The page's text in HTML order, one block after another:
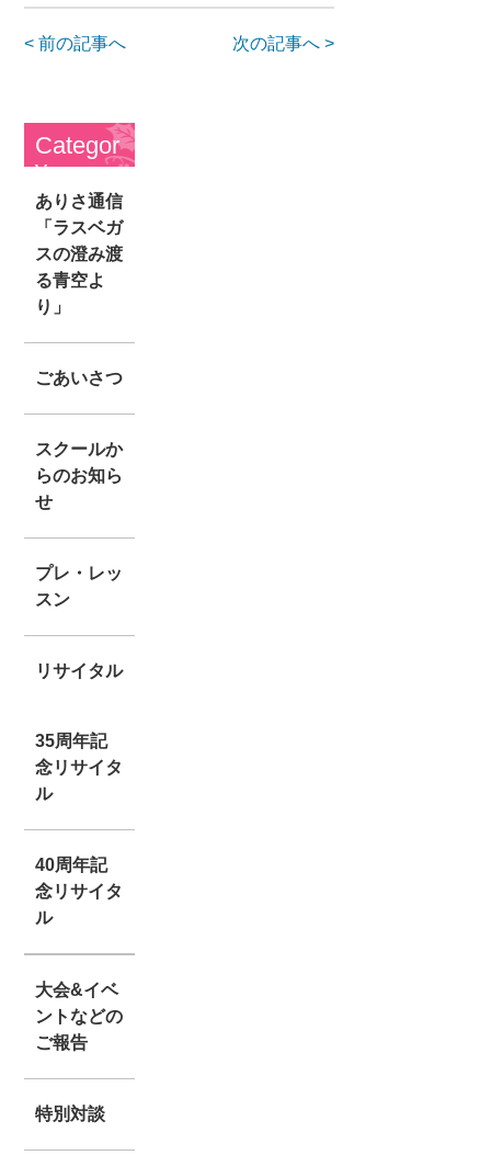
< 前の記事へ 次の記事へ >
Categor
y
ありさ通信
「ラスベガ
スの澄み渡
る青空よ
り」
ごあいさつ
スクールか
らのお知ら
せ
プレ・レッ
スン
リサイタル
35周年記
念リサイタ
ル
40周年記
念リサイタ
ル
大会&イベ
ントなどの
ご報告
特別対談